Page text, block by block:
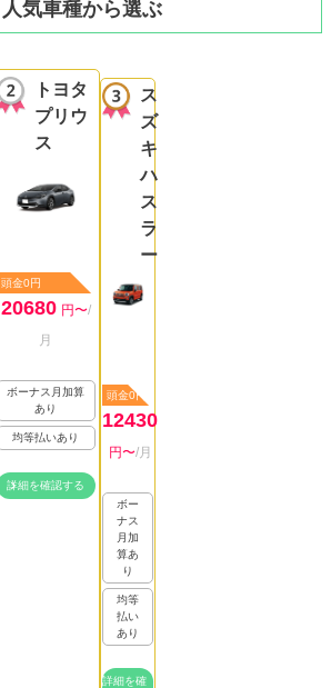
人気車種から選ぶ
トヨタ
プリウ
ス
頭金0円
20680 円〜/
月
ボーナス月加算
あり
均等払いあり
詳細を確認する
ス
ズ
キ
ハ
ス
ラ
ー
頭金0円
12430
円〜/月
ボー
ナス
月加
算あ
り
均等
払い
あり
詳細を確